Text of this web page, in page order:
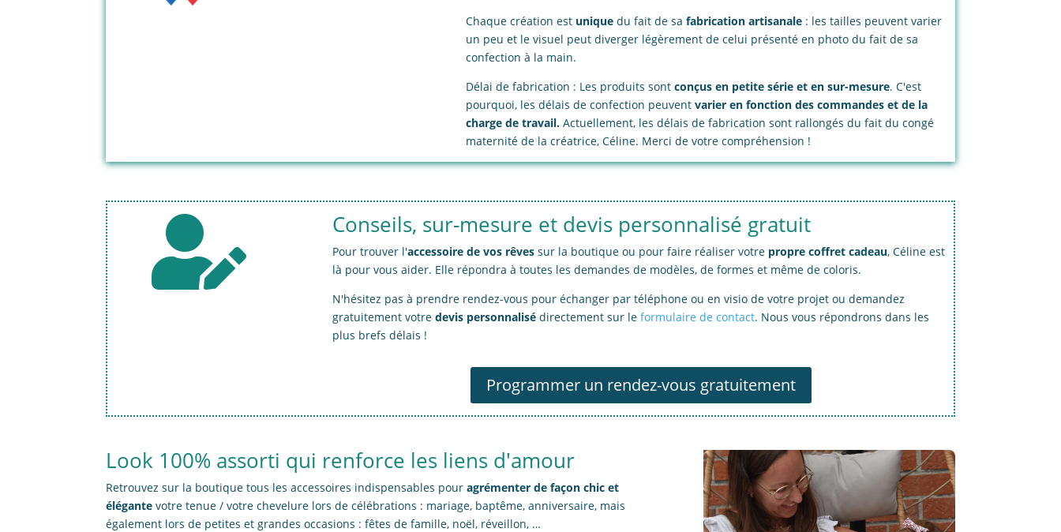
Chaque création est unique du fait de safabrication artisanale : les tailles peuvent varier
un peu et le visuel peut diverger légèrement de celui présenté en photo du fait de sa
confection à la main.
Délai de fabrication : Les produits sontconçus en petite série et en sur-mesure. C'est
pourquoi, les délais de confection peuventvarier en fonction des commandes et de la
charge de travail. Actuellement, les délais de fabrication sont rallongés du fait du congé
maternité de la créatrice, Céline. Merci de votre compréhension !
 Conseils, sur-mesure et devis personnalisé gratuit
Pour trouver l'accessoire de vos rêves sur la boutique ou pour faire réaliser votre propre coffret cadeau, Céline est
là pour vous aider. Elle répondra à toutes les demandes de modèles, de formes et même de coloris.
N'hésitez pas à prendre rendez-vous pour échanger par téléphone ou en visio de votre projet ou demandez
gratuitement votredevis personnalisé directement sur leformulaire de contact. Nous vous répondrons dans les
plus brefs délais !
Programmer un rendez-vous gratuitement
Look 100% assorti qui renforce les liens d'amour
Retrouvez sur la boutique tous les accessoires indispensables pour agrémenter de façon chic et
élégante votre tenue / votre chevelure lors de célébrations : mariage, baptême, anniversaire, mais
également lors de petites et grandes occasions : fêtes de famille, noël, réveillon, …